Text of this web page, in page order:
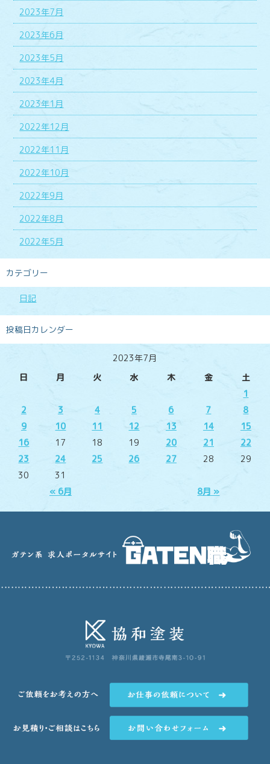
2023年7月
2023年6月
2023年5月
2023年4月
2023年1月
2022年12月
2022年11月
2022年10月
2022年9月
2022年8月
2022年5月
カテゴリー
日記
投稿日カレンダー
2023年7月
日
月 火 水 木 金 土
« 6月 8月 »
1
2
3 4 5 6 7
8
9
10 11 12 13 14
15
16
17 18 19 20 21
22
23
24 25 26 27 28
29
30
31